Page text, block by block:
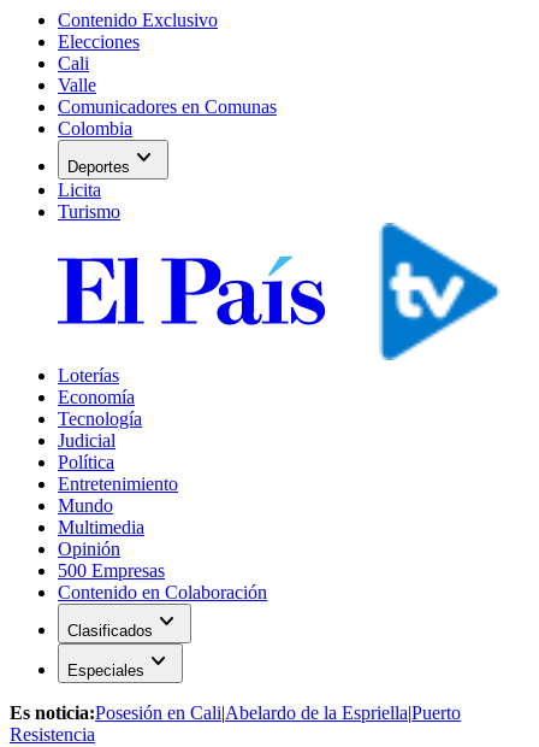
Contenido Exclusivo
Elecciones
Cali
Valle
Comunicadores en Comunas
Colombia
Deportes expand_more
Licita
Turismo
Loterías
Economía
Tecnología
Judicial
Política
Entretenimiento
Mundo
Multimedia
Opinión
500 Empresas
Contenido en Colaboración
Clasificados expand_more
Especiales expand_more
Es noticia:Posesión en Cali|Abelardo de la Espriella|Puerto
Resistencia